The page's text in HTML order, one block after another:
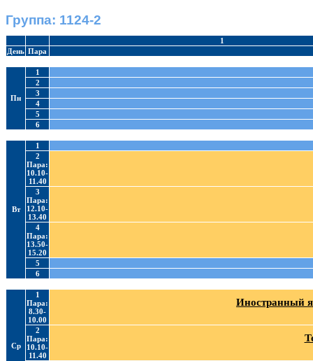
Группа: 1124-2
1
День Пара
Пн
1
2
3
4
5
6
Вт
1
2
Пара:
10.10-
11.40
3
Пара:
12.10-
13.40
4
Пара:
13.50-
15.20
5
6
Ср
1
Пара:
8.30-
10.00
Иностранный
2
Пара:
10.10-
11.40